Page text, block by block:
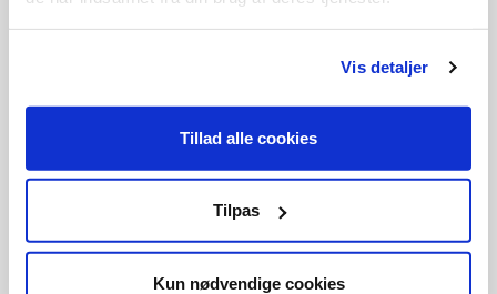
Vis detaljer
Tillad alle cookies
Tilpas
Kun nødvendige cookies
Texas Sætbolt 8.8
M10x35